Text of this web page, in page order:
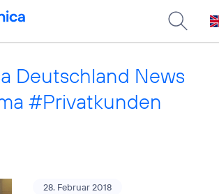
Deutschland News
#Privatkunden
28. Februar 2018